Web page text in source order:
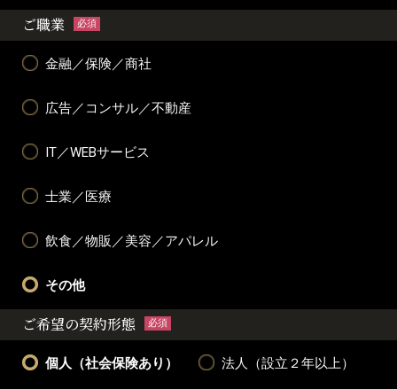
ご職業 必須
金融／保険／商社
広告／コンサル／不動産
IT／WEBサービス
士業／医療
飲食／物販／美容／アパレル
その他
ご希望の契約形態 必須
個人（社会保険あり） 法人（設立２年以上）